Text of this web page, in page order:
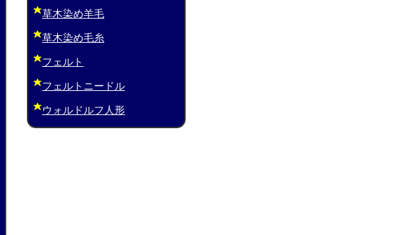
草木染め羊毛
草木染め毛糸
フェルト
フェルトニードル
ウォルドルフ人形